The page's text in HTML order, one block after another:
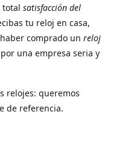
total satisfacción del
tu reloj en casa,
comprado un reloj
una empresa seria y
relojes: queremos
de referencia.